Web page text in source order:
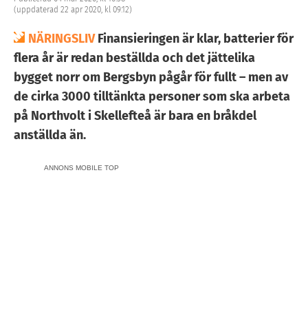
(uppdaterad 22 apr 2020, kl 09:12)
NÄRINGSLIVFinansieringen är klar, batterier för
flera år är redan beställda och det jättelika
bygget norr om Bergsbyn pågår för fullt – men av
de cirka 3000 tilltänkta personer som ska arbeta
på Northvolt i Skellefteå är bara en bråkdel
anställda än.
ANNONS MOBILE TOP